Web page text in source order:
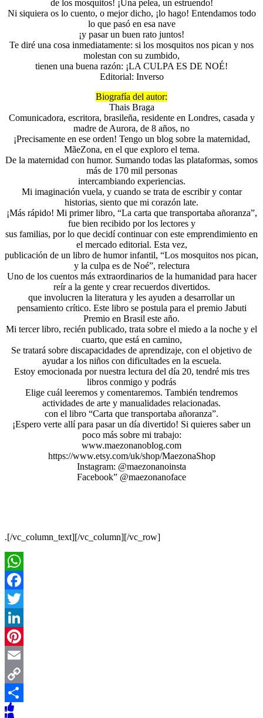
de los mosquitos! ¡Una pelea, un estruendo!
Ni siquiera os lo cuento, o mejor dicho, ¡lo hago! Entendamos todo
lo que pasó en esa nave
¡y pasar un buen rato juntos!
Te diré una cosa inmediatamente: si los mosquitos nos pican y nos
molestan con su zumbido,
tienen una buena razón: ¡LA CULPA ES DE NOÉ!
Editorial: Inverso
Biografía del autor:
Thais Braga
Comunicadora, escritora, brasileña, residente en Londres, casada y
madre de Aurora, de 8 años, no
¡Precisamente en ese orden! Tengo un blog sobre la maternidad,
MãeZona, en el que exploro el tema.
De la maternidad con humor. Sumando todas las plataformas, somos
más de 170 mil personas
intercambiando experiencias.
Mi imaginación vuela, y cuando se trata de escribir y contar
historias, siento que mi corazón late.
¡Más rápido! Mi primer libro, “La carta que transportaba añoranza”,
fue bien recibido por los lectores y
sus familias, por lo que decidí continuar con este emprendimiento en
el mercado editorial. Esta vez,
publicación de un libro de humor infantil, “Los mosquitos nos pican,
y la culpa es de Noé”, relectura
Uno de los cuentos más extraordinarios de la humanidad para hacer
reír a la gente y crear recuerdos divertidos.
que involucren la literatura y les ayuden a desarrollar un
pensamiento crítico. Este libro se postula para el premio Jabuti
Premio en Brasil este año.
Mi tercer libro, recién publicado, trata sobre el miedo a la noche y el
cuarto, que está en camino,
Se tratará sobre discapacidades de aprendizaje, con el objetivo de
ayudar a los niños con dificultades en la escuela.
Estoy emocionada por nuestra lectura del día 20, tendré mis tres
libros conmigo y podrás
Elige cuál leeremos y comentaremos. También tendremos
actividades de arte y manualidades relacionadas.
con el libro “Carta que transportaba añoranza”.
¡Espero verte allí para pasar un día divertido! Si quieres saber un
poco más sobre mi trabajo:
www.maezonanoblog.com
https://www.etsy.com/uk/shop/MaezonaShop
Instagram: @maezonanoinsta
Facebook” @maezonanoface
.[/vc_column_text][/vc_column][/vc_row]
WhatsApp
Facebook
Twitter
LinkedIn
Pinterest
Email
Copy
Link
Compartir